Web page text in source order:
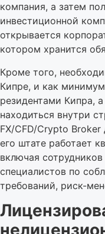
компания, а затем
инвестиционной
открывается
котором хранится
Кроме того,
Кипре, и как
резидентами Кипра,
находиться внутри
FX/CFD/Crypto
его штате работает
включая
специалистов по
требований, риск-